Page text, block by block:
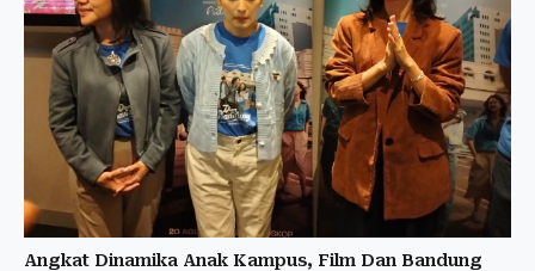
Angkat Dinamika Anak Kampus, Film Dan Bandung